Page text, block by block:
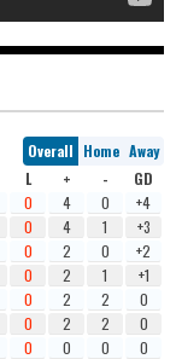
Overall Home Away
L + -
GD
0 4 0
+4
0 4 1
+3
0 2 0
+2
0 2 1
+1
0 2 2
0
0 2 2
0
0 0 0
0